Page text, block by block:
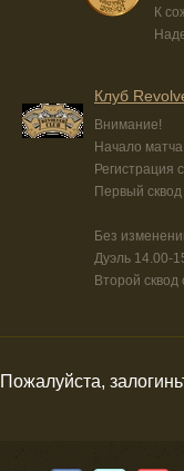
К
Клуб
Внимание!
Начало
Регистрация
Первый
Без
Дуэль 14.00-
Второй сквод
Пожалуйста,